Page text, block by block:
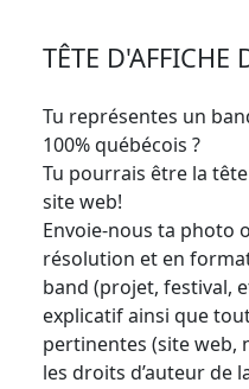
TÊTE D'AFFICHE
Tu représentes un
100% québécois ?
Tu pourrais être la
site web!
Envoie-nous ta photo
résolution et en
band (projet, festival,
explicatif ainsi que
pertinentes (site
les droits d’auteur de